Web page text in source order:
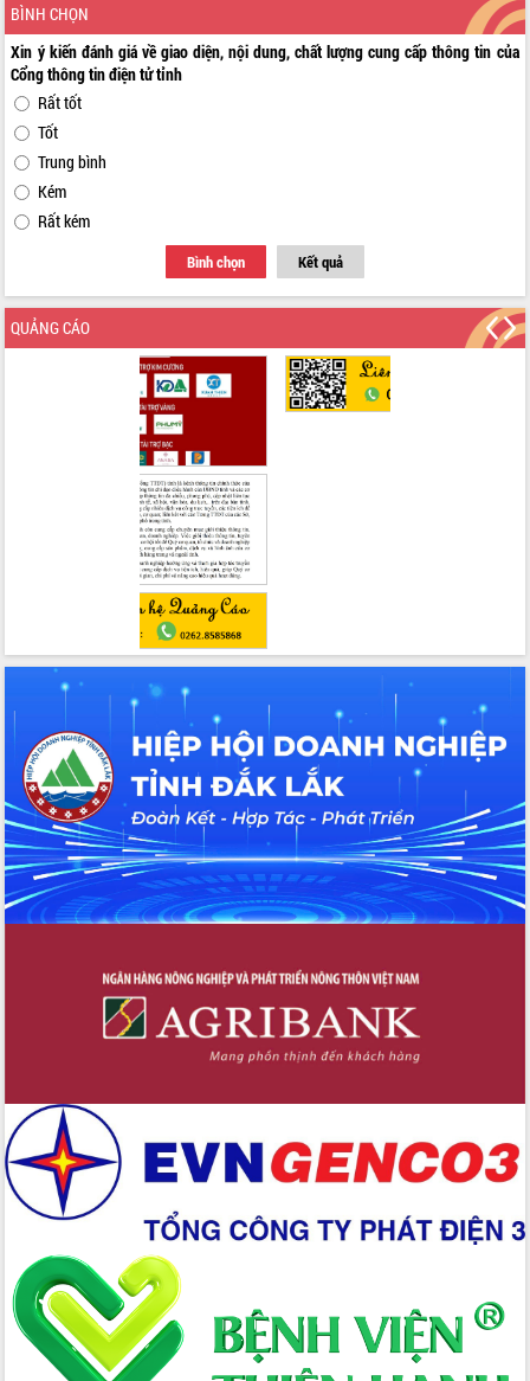
BÌNH CHỌN
Xin ý kiến đánh giá về giao diện, nội dung, chất lượng cung cấp thông tin của
Cổng thông tin điện tử tỉnh
Rất tốt
Tốt
Trung bình
Kém
Rất kém
Bình chọn Kết quả
QUẢNG CÁO